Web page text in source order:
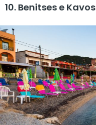
10. Benitses e Kavos